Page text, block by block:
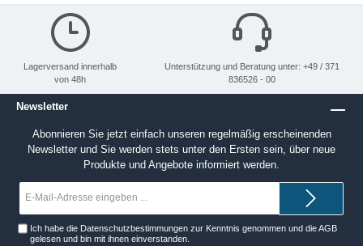
Lagerversand innerhalb
von 48h
Unterstützung und Beratung unter: +49 / 371
836526 - 00
Newsletter
Abonnieren Sie jetzt einfach unseren regelmäßig erscheinenden
Newsletter und Sie werden stets unter den Ersten sein, über neue
Produkte und Angebote informiert werden.
Ich habe die Datenschutzbestimmungen zur Kenntnis genommen und dieAGB
gelesen und bin mit ihnen einverstanden.